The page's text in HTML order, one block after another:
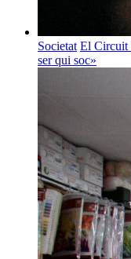
Societat El Circuit
ser qui soc»